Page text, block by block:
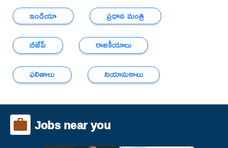
ఇండియా
ప్రధాన మంత్రి
బీజేపీ
రాజకీయాలు
ఫలితాలు
నియామకాలు
Jobs near you